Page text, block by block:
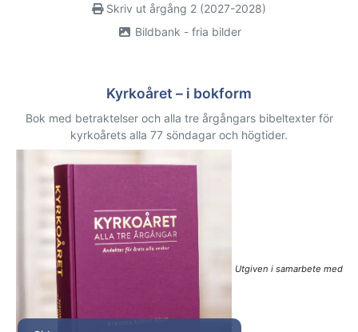
Skriv ut årgång 2 (2027-2028)
Bildbank - fria bilder
Kyrkoåret – i bokform
Bok med betraktelser och alla tre årgångars bibeltexter för
kyrkoårets alla 77 söndagar och högtider.
Utgiven i samarbete med